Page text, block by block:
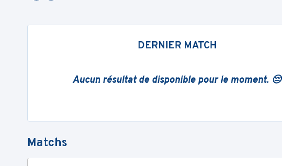
DERNIER MATCH
Aucun résultat de disponible pour le moment. 😔
Matchs